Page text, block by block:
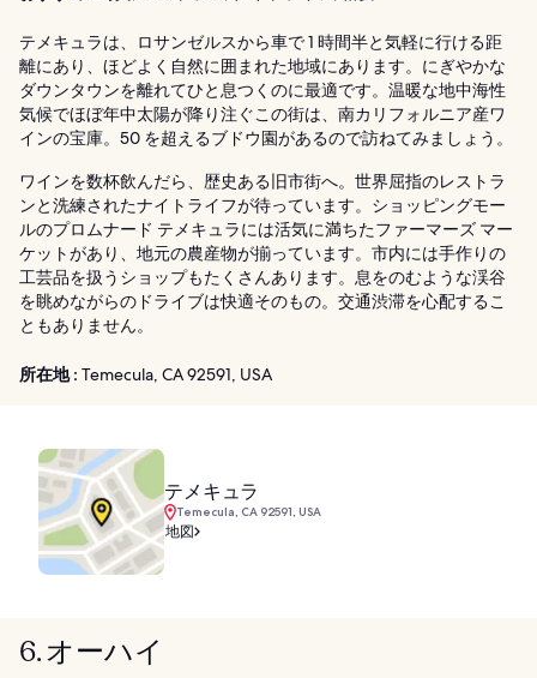
テメキュラは、ロサンゼルスから車で 1 時間半と気軽に行ける距
離にあり、ほどよく自然に囲まれた地域にあります。にぎやかな
ダウンタウンを離れてひと息つくのに最適です。温暖な地中海性
気候でほぼ年中太陽が降り注ぐこの街は、南カリフォルニア産ワ
インの宝庫。50 を超えるブドウ園があるので訪ねてみましょう。
ワインを数杯飲んだら、歴史ある旧市街へ。世界屈指のレストラ
ンと洗練されたナイトライフが待っています。ショッピングモー
ルのプロムナード テメキュラには活気に満ちたファーマーズ マー
ケットがあり、地元の農産物が揃っています。市内には手作りの
工芸品を扱うショップもたくさんあります。息をのむような渓谷
を眺めながらのドライブは快適そのもの。交通渋滞を心配するこ
ともありません。
所在地 : Temecula, CA 92591, USA
テメキュラ
Temecula, CA 92591, USA
地図
6. オーハイ